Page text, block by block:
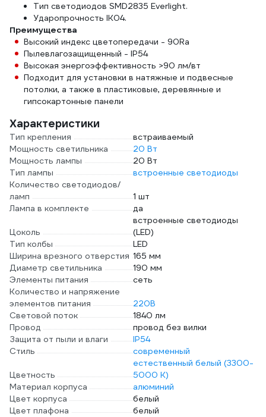
Тип светодиодов SMD2835 Everlight.
Ударопрочность IK04.
Преимущества
Высокий индекс цветопередачи - 90Ra
Пылевлагозащищенный - IP54
Высокая энергоэффективность >90 лм/вт
Подходит для установки в натяжные и подвесные
потолки, а также в пластиковые, деревянные и
гипсокартонные панели
Характеристики
Тип крепления
встраиваемый
Мощность светильника
20 Вт
Мощность лампы
20 Вт
Тип лампы
встроенные светодиоды
Количество светодиодов/
ламп
1 шт
Лампа в комплекте
да
Цоколь
встроенные светодиоды
(LED)
Тип колбы
LED
Ширина врезного отверстия 165 мм
Диаметр светильника
190 мм
Элементы питания
сеть
Количество и напряжение
элементов питания
220В
Световой поток
1840 лм
Провод
провод без вилки
Защита от пыли и влаги
IP54
Стиль
современный
Цветность
естественный белый (3300-
5000 К)
Материал корпуса
алюминий
Цвет корпуса
белый
Цвет плафона
белый